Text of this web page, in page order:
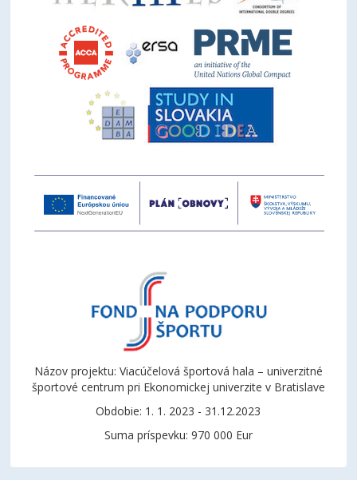
Názov projektu: Viacúčelová športová hala – univerzitné
športové centrum pri Ekonomickej univerzite v Bratislave
Obdobie: 1. 1. 2023 - 31.12.2023
Suma príspevku: 970 000 Eur